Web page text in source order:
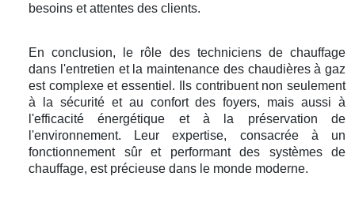
besoins et attentes des clients.
En conclusion, le rôle des techniciens de chauffage
dans l'entretien et la maintenance des chaudières à gaz
est complexe et essentiel. Ils contribuent non seulement
à la sécurité et au confort des foyers, mais aussi à
l'efficacité énergétique et à la préservation de
l'environnement. Leur expertise, consacrée à un
fonctionnement sûr et performant des systèmes de
chauffage, est précieuse dans le monde moderne.